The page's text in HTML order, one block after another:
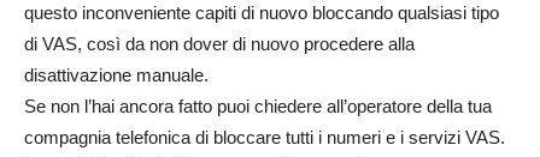
questo inconveniente capiti di nuovo bloccando qualsiasi tipo
di VAS, così da non dover di nuovo procedere alla
disattivazione manuale.
Se non l’hai ancora fatto puoi chiedere all’operatore della tua
compagnia telefonica di bloccare tutti i numeri e i servizi VAS.